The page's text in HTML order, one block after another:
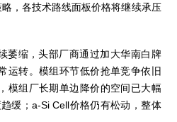
，各技术路线面板价格将继续承压
萎缩，头部厂商通过加大华南白牌
运转。模组环节低价抢单竞争依旧
模组厂长期单边降价的空间已大幅
缓；a-Si Cell价格仍有松动，整体